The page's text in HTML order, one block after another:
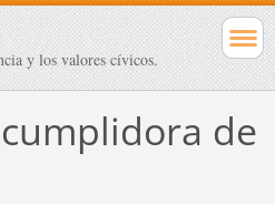
y los valores cívicos.
de